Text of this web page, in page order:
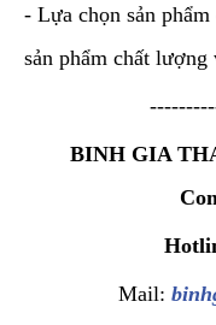
- Lựa chọn sản
sản phẩm chất
BINH GIA
Mail: